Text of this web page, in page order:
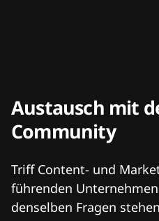
Austausch mit
Community
Triff Content- und
führenden
denselben Fragen